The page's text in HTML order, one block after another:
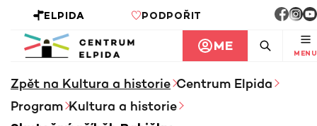
ELPIDA PODPOŘIT
ME MENU
Zpět na Kultura a historie Centrum Elpida
Program Kultura a historie